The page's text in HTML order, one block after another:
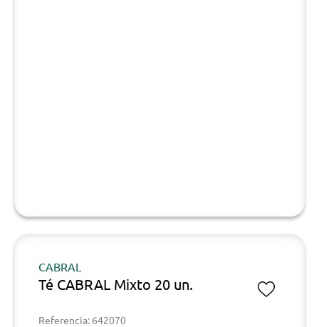
CABRAL
Té CABRAL Mixto 20 un.
Referencia: 642070